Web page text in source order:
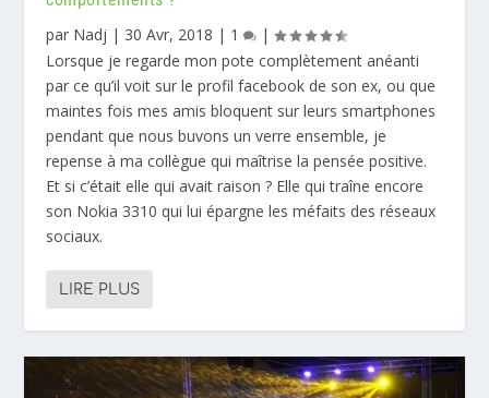
par Nadj | 30 Avr, 2018 | 1
|
Lorsque je regarde mon pote complètement anéanti
par ce qu’il voit sur le profil facebook de son ex, ou que
maintes fois mes amis bloquent sur leurs smartphones
pendant que nous buvons un verre ensemble, je
repense à ma collègue qui maîtrise la pensée positive.
Et si c’était elle qui avait raison ? Elle qui traîne encore
son Nokia 3310 qui lui épargne les méfaits des réseaux
sociaux.
LIRE PLUS